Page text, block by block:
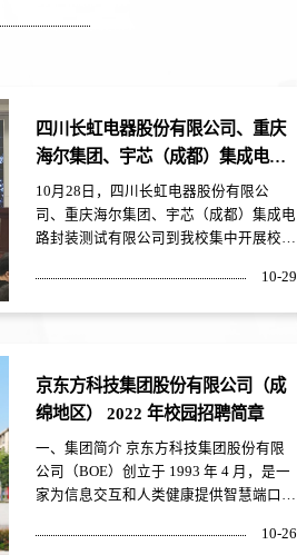
四川长虹电器股份有限公司、重庆
海尔集团、宇芯（成都）集成电路
封装测试有限公司来校开展专场招
聘会
10月28日，四川长虹电器股份有限公
司、重庆海尔集团、宇芯（成都）集成电
路封装测试有限公司到我校集中开展校园
次招聘。长虹电器股份有限公司是世界
500强上市公司，是全球领先的美好生活
解决方案服务商。宇芯（成都）集成电路
封装测试有限公司主要从事半导体集成电
路封装和测试...
10-29
京东方科技集团股份有限公司（成
绵地区） 2022 年校园招聘简章
一、集团简介 京东方科技集团股份有限
公司（BOE）创立于 1993 年 4 月，是一
家为信息交互和人类健康提供智慧端口产
导体显示事业为核心，传感器及解决方
10-26